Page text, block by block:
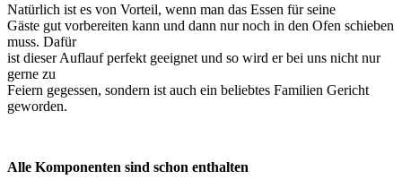
Natürlich ist es von Vorteil, wenn man das Essen für seine
Gäste gut vorbereiten kann und dann nur noch in den Ofen schieben
muss. Dafür
ist dieser Auflauf perfekt geeignet und so wird er bei uns nicht nur
gerne zu
Feiern gegessen, sondern ist auch ein beliebtes Familien Gericht
geworden.
Alle Komponenten sind schon enthalten